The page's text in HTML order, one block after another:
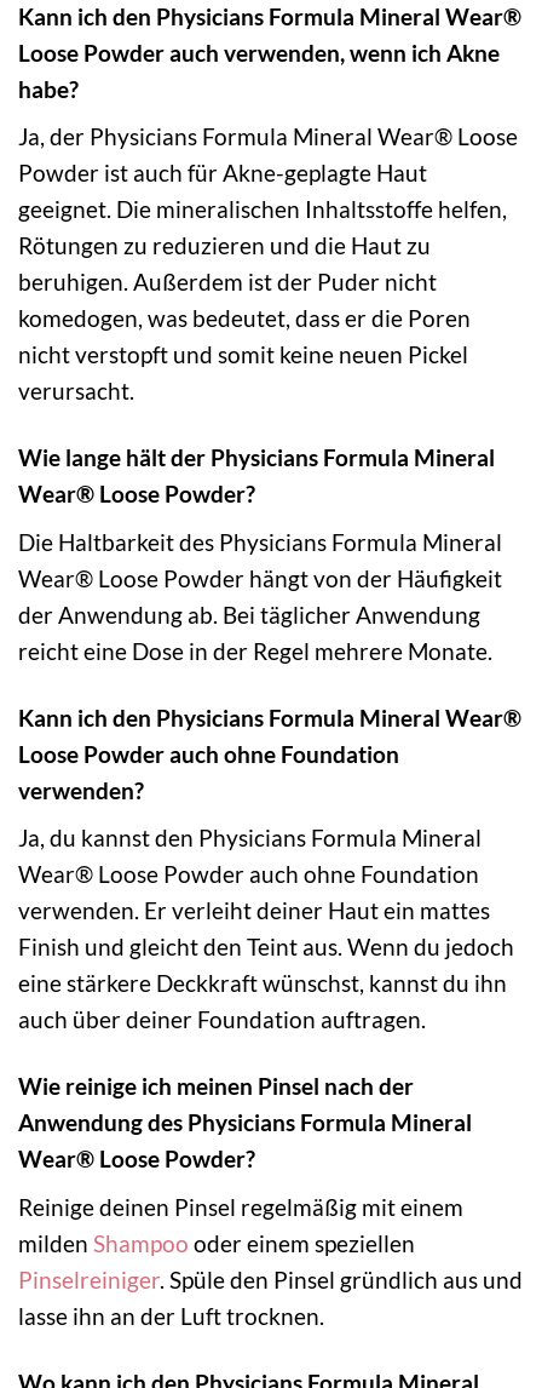
Kann ich den Physicians Formula Mineral Wear®
Loose Powder auch verwenden, wenn ich Akne
habe?
Ja, der Physicians Formula Mineral Wear® Loose
Powder ist auch für Akne-geplagte Haut
geeignet. Die mineralischen Inhaltsstoffe helfen,
Rötungen zu reduzieren und die Haut zu
beruhigen. Außerdem ist der Puder nicht
komedogen, was bedeutet, dass er die Poren
nicht verstopft und somit keine neuen Pickel
verursacht.
Wie lange hält der Physicians Formula Mineral
Wear® Loose Powder?
Die Haltbarkeit des Physicians Formula Mineral
Wear® Loose Powder hängt von der Häufigkeit
der Anwendung ab. Bei täglicher Anwendung
reicht eine Dose in der Regel mehrere Monate.
Kann ich den Physicians Formula Mineral Wear®
Loose Powder auch ohne Foundation
verwenden?
Ja, du kannst den Physicians Formula Mineral
Wear® Loose Powder auch ohne Foundation
verwenden. Er verleiht deiner Haut ein mattes
Finish und gleicht den Teint aus. Wenn du jedoch
eine stärkere Deckkraft wünschst, kannst du ihn
auch über deiner Foundation auftragen.
Wie reinige ich meinen Pinsel nach der
Anwendung des Physicians Formula Mineral
Wear® Loose Powder?
Reinige deinen Pinsel regelmäßig mit einem
milden Shampoo oder einem speziellen
Pinselreiniger. Spüle den Pinsel gründlich aus und
lasse ihn an der Luft trocknen.
Wo kann ich den Physicians Formula Mineral